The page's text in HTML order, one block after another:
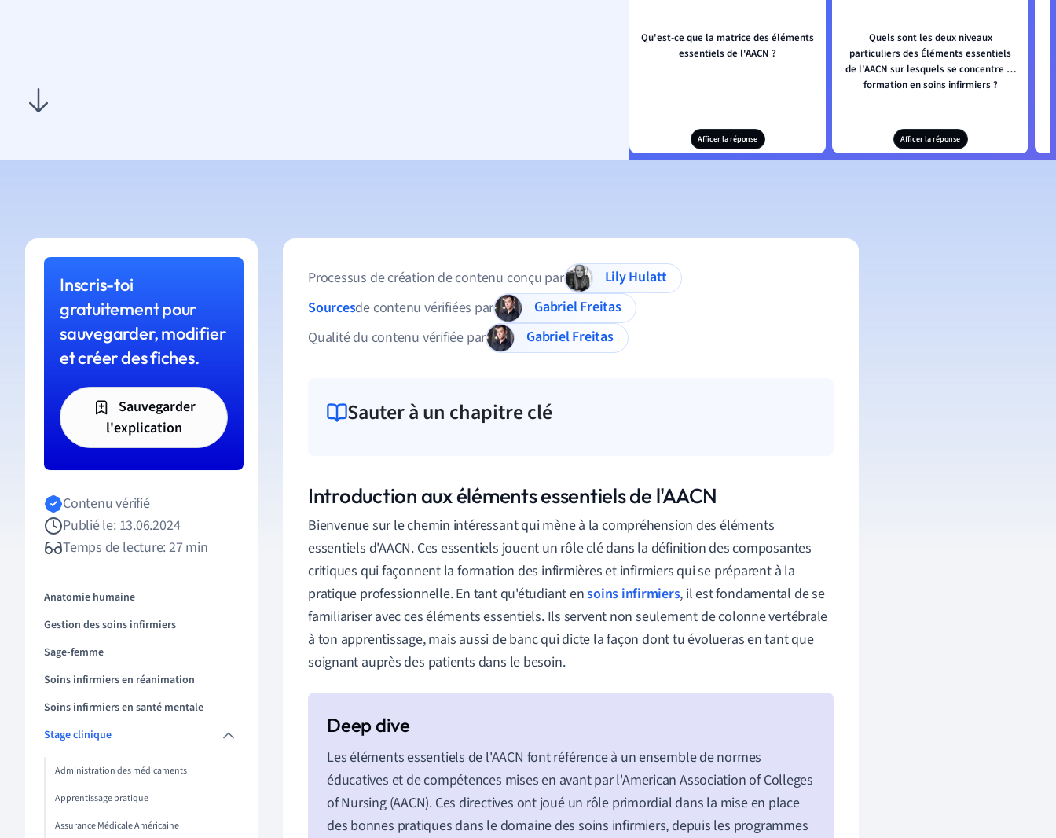
Qu'est-ce que la matrice des éléments
essentiels de l'AACN ?
Afficer la réponse
Quels sont les deux niveaux
particuliers des Éléments essentiels
de l'AACN sur lesquels se concentre la
formation en soins infirmiers ?
Afficer la réponse
Inscris-toi
gratuitement pour
sauvegarder, modifier
et créer des fiches.
Sauvegarder
l'explication
Contenu vérifié
Publié le: 13.06.2024
Temps de lecture: 27 min
Anatomie humaine
Gestion des soins infirmiers
Sage-femme
Soins infirmiers en réanimation
Soins infirmiers en santé mentale
Stage clinique
Administration des médicaments
Apprentissage pratique
Assurance Médicale Américaine
Processus de création de contenu conçu par
Lily Hulatt
Sourcesde contenu vérifiées par
Gabriel Freitas
Qualité du contenu vérifiée par
Gabriel Freitas
Sauter à un chapitre clé
Introduction aux éléments essentiels de l'AACN
Bienvenue sur le chemin intéressant qui mène à la compréhension des éléments
essentiels d'AACN. Ces essentiels jouent un rôle clé dans la définition des composantes
critiques qui façonnent la formation des infirmières et infirmiers qui se préparent à la
pratique professionnelle. En tant qu'étudiant ensoins infirmiers, il est fondamental de se
familiariser avec ces éléments essentiels. Ils servent non seulement de colonne vertébrale
à ton apprentissage, mais aussi de banc qui dicte la façon dont tu évolueras en tant que
soignant auprès des patients dans le besoin.
Les éléments essentiels de l'AACN font référence à un ensemble de normes
éducatives et de compétences mises en avant par l'American Association of Colleges
of Nursing (AACN). Ces directives ont joué un rôle primordial dans la mise en place
des bonnes pratiques dans le domaine des soins infirmiers, depuis les programmes